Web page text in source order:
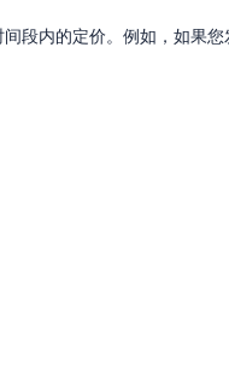
段内的定价。例如，如果